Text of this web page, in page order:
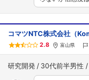
コマツNTC株式会社（
2.8 富山県
研究開発 30代前半男性